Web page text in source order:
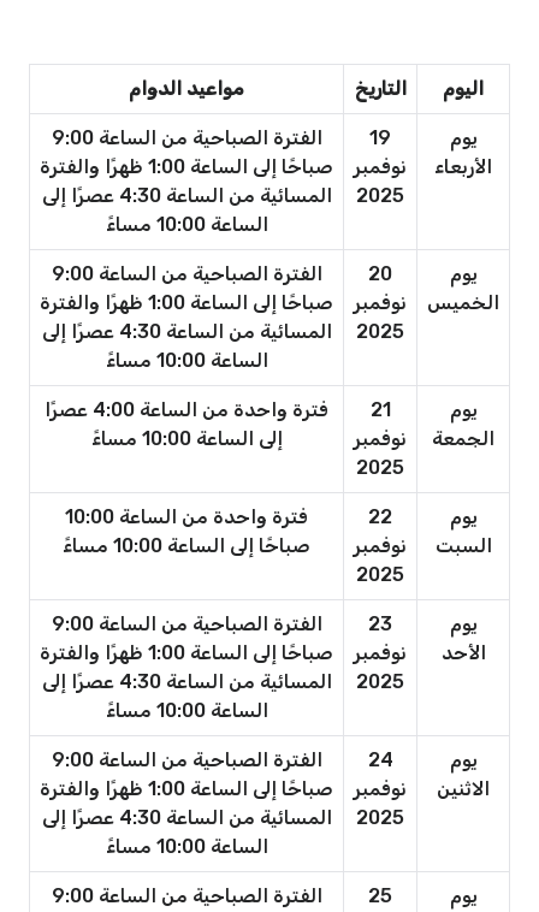
اليوم التاريخ مواعيد الدوام
يوم
الأربعاء
19
نوفمبر
2025
الفترة الصباحية من الساعة 9:00
صباحًا إلى الساعة 1:00 ظهرًا والفترة
المسائية من الساعة 4:30 عصرًا إلى
الساعة 10:00 مساءً
يوم
الخميس
20
نوفمبر
2025
الفترة الصباحية من الساعة 9:00
صباحًا إلى الساعة 1:00 ظهرًا والفترة
المسائية من الساعة 4:30 عصرًا إلى
الساعة 10:00 مساءً
يوم
الجمعة
21
نوفمبر
2025
فترة واحدة من الساعة 4:00 عصرًا
إلى الساعة 10:00 مساءً
يوم
السبت
22
نوفمبر
2025
فترة واحدة من الساعة 10:00
صباحًا إلى الساعة 10:00 مساءً
يوم
الأحد
23
نوفمبر
2025
الفترة الصباحية من الساعة 9:00
صباحًا إلى الساعة 1:00 ظهرًا والفترة
المسائية من الساعة 4:30 عصرًا إلى
الساعة 10:00 مساءً
يوم
الاثنين
24
نوفمبر
2025
الفترة الصباحية من الساعة 9:00
صباحًا إلى الساعة 1:00 ظهرًا والفترة
المسائية من الساعة 4:30 عصرًا إلى
الساعة 10:00 مساءً
يوم
25
الفترة الصباحية من الساعة 9:00